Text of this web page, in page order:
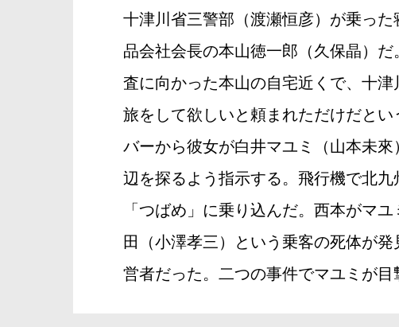
十津川省三警部（渡瀬恒彦）が乗っ
品会社会長の本山徳一郎（久保晶）
査に向かった本山の自宅近くで、十
旅をして欲しいと頼まれただけだと
バーから彼女が白井マユミ（山本未
辺を探るよう指示する。飛行機で北
「つばめ」に乗り込んだ。西本がマ
田（小澤孝三）という乗客の死体が
営者だった。二つの事件でマユミが目